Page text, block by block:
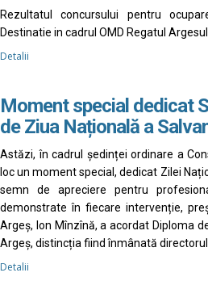
Rezultatul concursului pentru
Destinatie in cadrul OMD Regatul
Detalii
Moment special dedicat
de Ziua Națională a
Astăzi, în cadrul ședinței ordinare a
loc un moment special, dedicat Zilei
semn de apreciere pentru
demonstrate în fiecare intervenție,
Argeș, Ion Mînzînă, a acordat Diploma
Argeș, distincția fiind înmânată
Detalii